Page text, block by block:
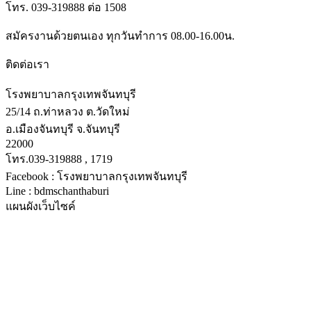
โทร. 039-319888 ต่อ 1508
สมัครงานด้วยตนเอง ทุกวันทำการ 08.00-16.00น.
ติดต่อเรา
โรงพยาบาลกรุงเทพจันทบุรี
25/14 ถ.ท่าหลวง ต.วัดใหม่
อ.เมืองจันทบุรี จ.จันทบุรี
22000
โทร.039-319888 , 1719
Facebook : โรงพยาบาลกรุงเทพจันทบุรี
Line : bdmschanthaburi
แผนผังเว็บไซค์